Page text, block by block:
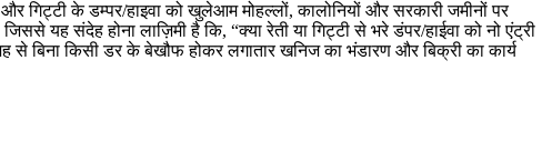
गिट्टी के डम्पर/हाइवा को खुलेआम मोहल्लों, कालोनियों और सरकारी जमीनों पर
यह संदेह होना लाज़िमी है कि, “क्या रेती या गिट्टी से भरे डंपर/हाईवा को नो एंट्री
बिना किसी डर के बेखौफ होकर लगातार खनिज का भंडारण और बिक्री का कार्य